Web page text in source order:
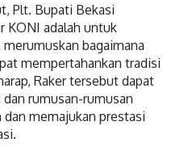
Plt. Bupati Bekasi
KONI adalah untuk
bagaimana
mempertahankan tradisi
Raker tersebut dapat
rumusan-rumusan
memajukan prestasi